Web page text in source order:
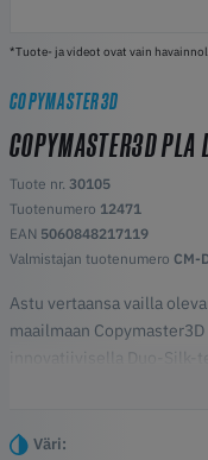
*Tuote- ja videot ovat vain
COPYMASTER3D
COPYMASTER3D PLA
Tuote nr. 30105
Tuotenumero 12471
EAN 5060848217119
Valmistajan tuotenumero CM-
Astu vertaansa vailla
maailmaan
innovatiivisella Duo-Silk-
kutoo saumattomasti
kaksisävyistä kirkkautta
Väri: